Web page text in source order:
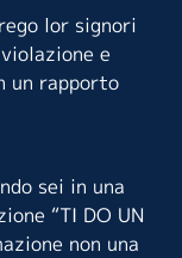
lor signori
e
un rapporto
sei in una
“TI DO UN
non una